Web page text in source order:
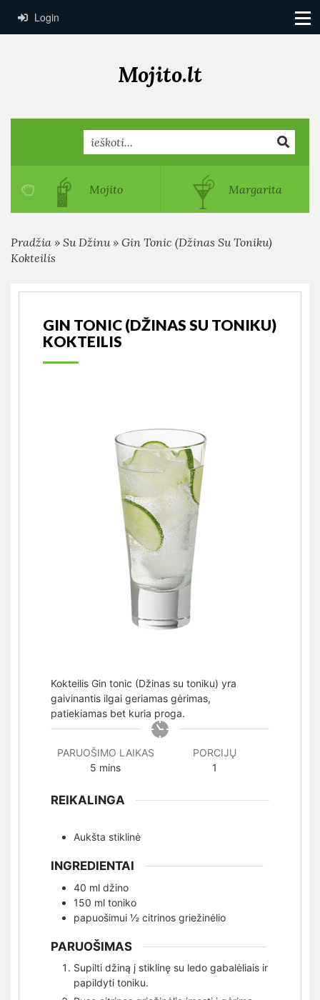
Login
Mojito.lt
Mojito Margarita
Pradžia » Su Džinu» Gin Tonic (Džinas Su Toniku)
Kokteilis
GIN TONIC (DŽINAS SU TONIKU)
KOKTEILIS
Kokteilis Gin tonic (Džinas su toniku) yra
gaivinantis ilgai geriamas gėrimas,
patiekiamas bet kuria proga.
PARUOŠIMO LAIKAS
5 minutes
mins
PORCIJŲ
1
REIKALINGA
Aukšta stiklinė
INGREDIENTAI
40 ml džino
150 ml toniko
papuošimui ½ citrinos griežinėlio
PARUOŠIMAS
Supilti džiną į stiklinę su ledo gabalėliais ir
papildyti toniku.